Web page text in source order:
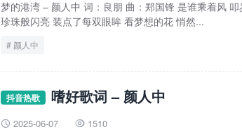
梦的港湾 – 颜人中 词：良朋 曲：郑国锋 是谁乘着风
珍珠般闪亮 装点了每双眼眸 看梦想的花 悄然...
颜人中
抖音热歌 嗜好歌词 – 颜人中
 2025-06-07  1510